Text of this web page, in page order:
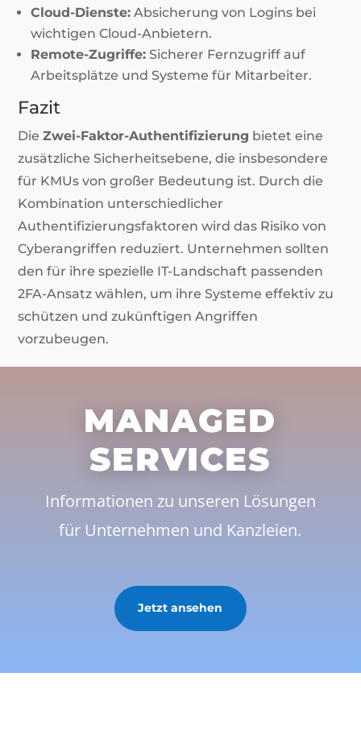
Cloud-Dienste: Absicherung von Logins bei
wichtigen Cloud-Anbietern.
Remote-Zugriffe: Sicherer Fernzugriff auf
Arbeitsplätze und Systeme für Mitarbeiter.
Fazit
DieZwei-Faktor-Authentifizierung bietet eine
zusätzliche Sicherheitsebene, die insbesondere
für KMUs von großer Bedeutung ist. Durch die
Kombination unterschiedlicher
Authentifizierungsfaktoren wird das Risiko von
Cyberangriffen reduziert. Unternehmen sollten
den für ihre spezielle IT-Landschaft passenden
2FA-Ansatz wählen, um ihre Systeme effektiv zu
schützen und zukünftigen Angriffen
vorzubeugen.
MANAGED
SERVICES
Informationen zu unseren Lösungen
für Unternehmen und Kanzleien.
Jetzt ansehen